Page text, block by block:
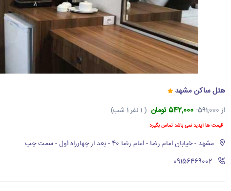
هتل ساکن مشهد
از591,000 542,000 تومان ( 1 نفر 1 شب)
قیمت ها آپدید نمی باشد تماس بگیرد
مشهد - خیابان امام رضا - امام رضا 40 - بعد از چهارراه اول - سمت چپ
‪09156469002‬